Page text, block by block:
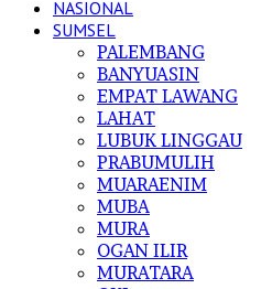
NASIONAL
SUMSEL
PALEMBANG
BANYUASIN
EMPAT LAWANG
LAHAT
LUBUK LINGGAU
PRABUMULIH
MUARAENIM
MUBA
MURA
OGAN ILIR
MURATARA